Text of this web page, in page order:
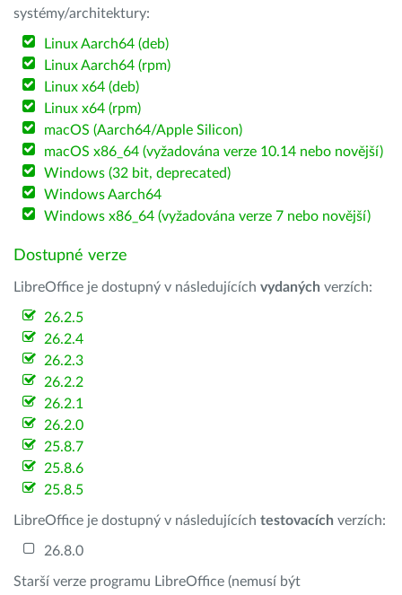
systémy/architektury:
Linux Aarch64 (deb)
Linux Aarch64 (rpm)
Linux x64 (deb)
Linux x64 (rpm)
macOS (Aarch64/Apple Silicon)
macOS x86_64 (vyžadována verze 10.14 nebo novější)
Windows (32 bit, deprecated)
Windows Aarch64
Windows x86_64 (vyžadována verze 7 nebo novější)
Dostupné verze
LibreOffice je dostupný v následujících vydaných verzích:
26.2.5
26.2.4
26.2.3
26.2.2
26.2.1
26.2.0
25.8.7
25.8.6
25.8.5
LibreOffice je dostupný v následujících testovacích verzích:
26.8.0
Starší verze programu LibreOffice (nemusí být